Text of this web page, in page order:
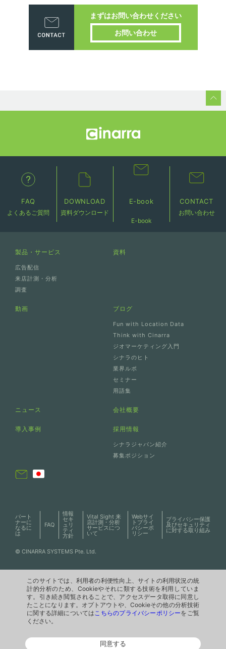
このサイトでは、利用者の利便性向上、サイトの利用状況の統
計的分析のため、Cookieやそれに類する技術を利用していま
す。引き続き閲覧されることで、アクセスデータ取得に同意し
たことになります。オプトアウトや、Cookieその他の分析技術
に関する詳細についてはこちらのプライバシーポリシーをご覧
ください。
同意する
まずはお問い合わせください
お問い合わせ
FAQ
よくあるご質問
DOWNLOAD
資料ダウンロード
E-book
E-book
CONTACT
お問い合わせ
製品・サービス
広告配信
来店計測・分析
調査
ニュース
資料
動画
導入事例
ブログ
Fun with Location Data
Think with Cinarra
ジオマーケティング入門
シナラのヒト
業界ルポ
セミナー
用語集
会社概要
採用情報
シナラジャパン紹介
募集ポジション
© CINARRA SYSTEMS Pte. Ltd.
パート
ナーに
なるに
は
FAQ
情報
セキ
ュリ
ティ
方針
Vital Sight 来
店計測・分析
サービスにつ
いて
Webサイ
トプライ
バシーポ
リシー
プライバシー保護
及びセキュリティ
に対する取り組み
このサイトでは、利用者の利便性向上、サイトの利用状況の統
計的分析のため、Cookieやそれに類する技術を利用していま
す。引き続き閲覧されることで、アクセスデータ取得に同意し
たことになります。オプトアウトや、Cookieその他の分析技術
に関する詳細についてはこちらのプライバシーポリシーをご覧
ください。
同意する